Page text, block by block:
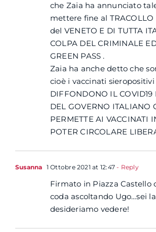
che Zaia ha annunciato
mettere fine al TRACOLLO
del VENETO E DI TUTTA
COLPA DEL CRIMINALE
GREEN PASS .
Zaia ha anche detto che
cioè i vaccinati sieropositivi
DIFFONDONO IL COVID19
DEL GOVERNO ITALIANO
PERMETTE AI VACCINATI
POTER CIRCOLARE
Susanna 1 Ottobre 2021 at 12:47- Reply
Firmato in Piazza Castello
coda ascoltando Ugo…sei
desideriamo vedere!